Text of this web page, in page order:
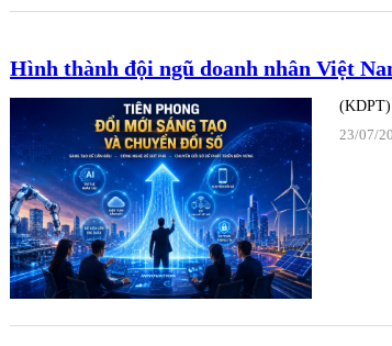
Hình thành đội ngũ doanh nhân Việt
(KDPT)
23/07/